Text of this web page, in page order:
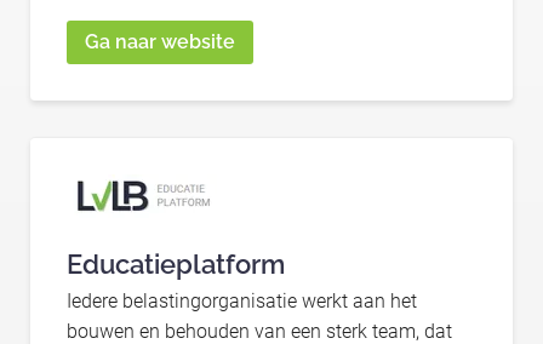
Ga naar website
Educatieplatform
Iedere belastingorganisatie werkt aan het
bouwen en behouden van een sterk team, dat